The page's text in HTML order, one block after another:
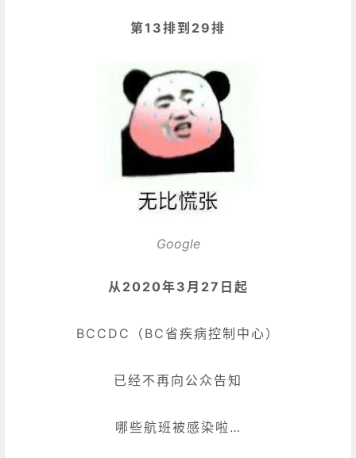
第13排到29排
Google
从2020年3月27日起
BCCDC（BC省疾病控制中心）
已经不再向公众告知
哪些航班被感染啦…